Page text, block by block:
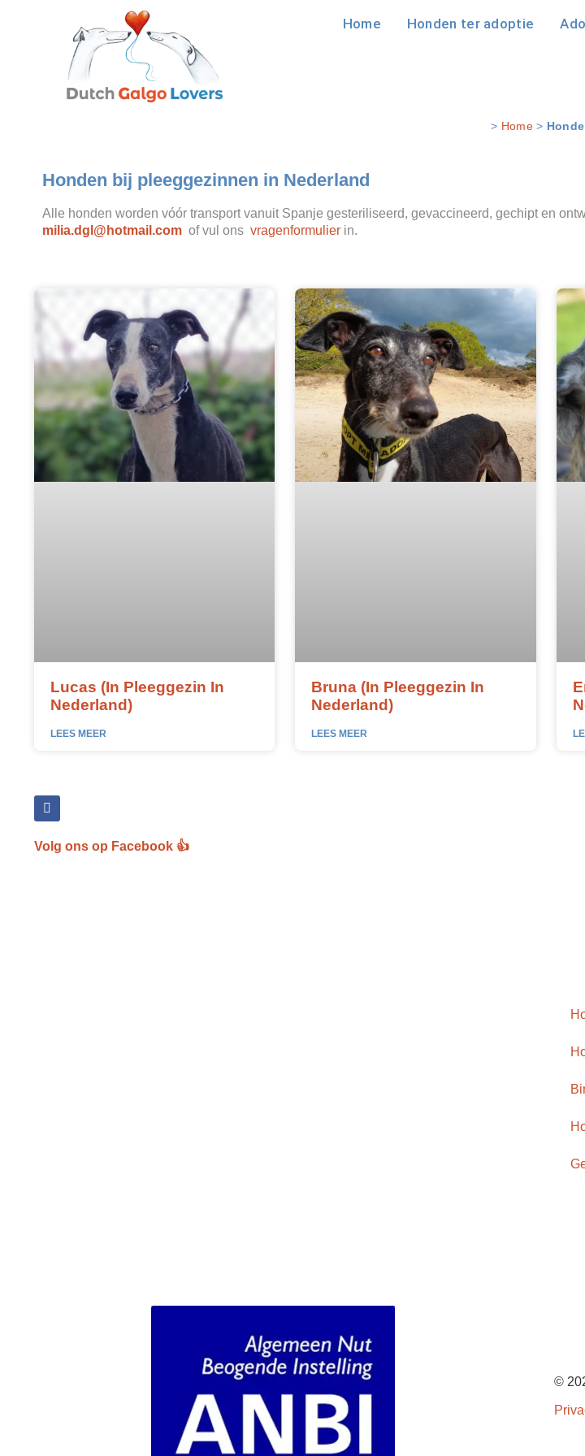
Home Honden ter adoptie
> Home>
Honden bij pleeggezinnen in Nederland
Alle honden worden vóór transport vanuit Spanje gesteriliseerd, gevaccineerd, gechipt en
milia.dgl@hotmail.com of vul ons vragenformulier in.
Lucas (in Pleeggezin In
Nederland)
LEES MEER
Bruna (in Pleeggezin In
Nederland)
LEES MEER
Volg ons op Facebook 👍
©